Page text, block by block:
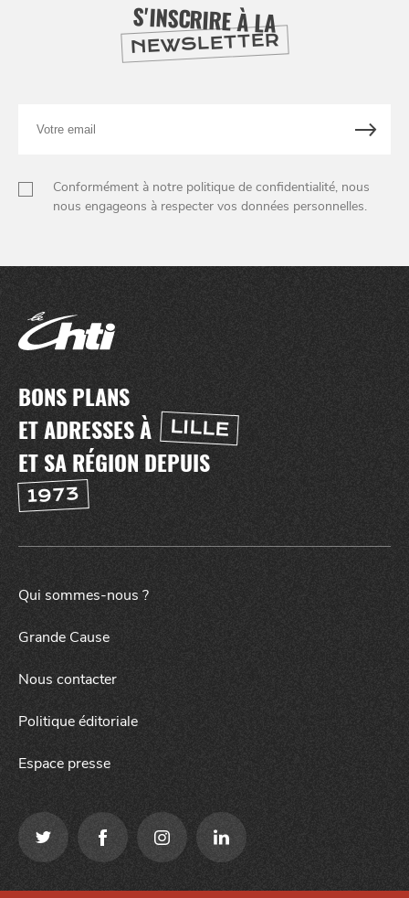
S'INSCRIRE À LA
NEWSLETTER
email
Conformément à notre politique de confidentialité, nous
nous engageons à respecter vos données personnelles.
BONS PLANS
ET ADRESSES À
LILLE
ET SA RÉGION DEPUIS
1973
Qui sommes-nous ?
Grande Cause
Nous contacter
Politique éditoriale
Espace presse